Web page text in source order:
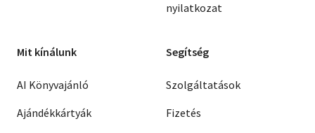
nyilatkozat
Mit kínálunk
AI Könyvajánló
Ajándékkártyák
Segítség
Szolgáltatások
Fizetés